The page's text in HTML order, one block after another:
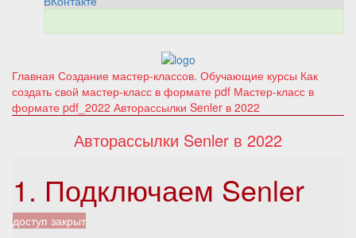
Главная Создание мастер-классов. Обучающие курсы Как
создать свой мастер-класс в формате pdf Мастер-класс в
формате pdf_2022 Авторассылки Senler в 2022
Авторассылки Senler в 2022
1. Подключаем Senler
доступ закрыт